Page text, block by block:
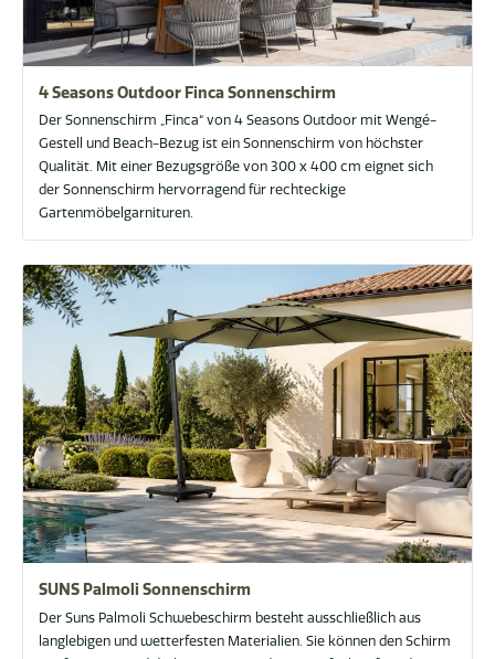
4 Seasons Outdoor Finca Sonnenschirm
Der Sonnenschirm „Finca“ von 4 Seasons Outdoor mit Wengé-
Gestell und Beach-Bezug ist ein Sonnenschirm von höchster
Qualität. Mit einer Bezugsgröße von 300 x 400 cm eignet sich
der Sonnenschirm hervorragend für rechteckige
Gartenmöbelgarnituren.
SUNS Palmoli Sonnenschirm
Der Suns Palmoli Schwebeschirm besteht ausschließlich aus
langlebigen und wetterfesten Materialien. Sie können den Schirm